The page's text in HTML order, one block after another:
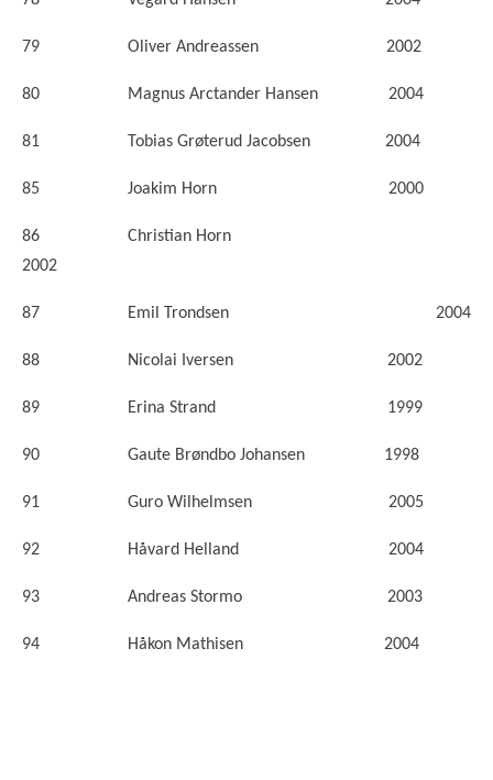
79 Oliver Andreassen 2002
80 Magnus Arctander Hansen 2004
81 Tobias Grøterud Jacobsen 2004
85 Joakim Horn 2000
86 Christian Horn
2002
87 Emil Trondsen 2004
88 Nicolai Iversen 2002
89 Erina Strand 1999
90 Gaute Brøndbo Johansen 1998
91 Guro Wilhelmsen 2005
92 Håvard Helland 2004
93 Andreas Stormo 2003
94 Håkon Mathisen 2004